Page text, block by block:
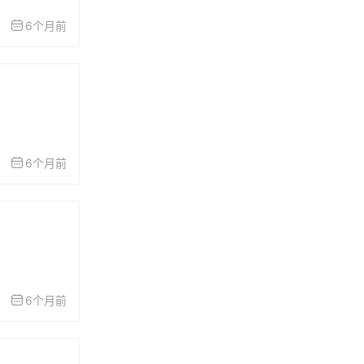
6个月前
6个月前
6个月前